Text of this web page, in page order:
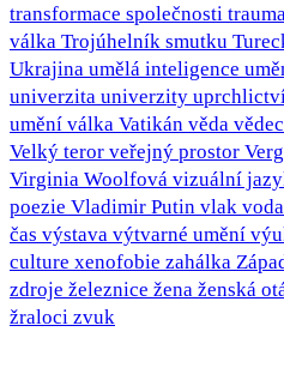
transformace společnosti
válka Trojúhelník smutku
Ukrajina umělá inteligence
univerzita univerzity
umění válka Vatikán věda
Velký teror veřejný prostor
Virginia Woolfová vizuální
poezie Vladimir Putin vlak voda
čas výstava výtvarné umění
culture xenofobie zahálka
zdroje železnice žena ženská
žraloci zvuk